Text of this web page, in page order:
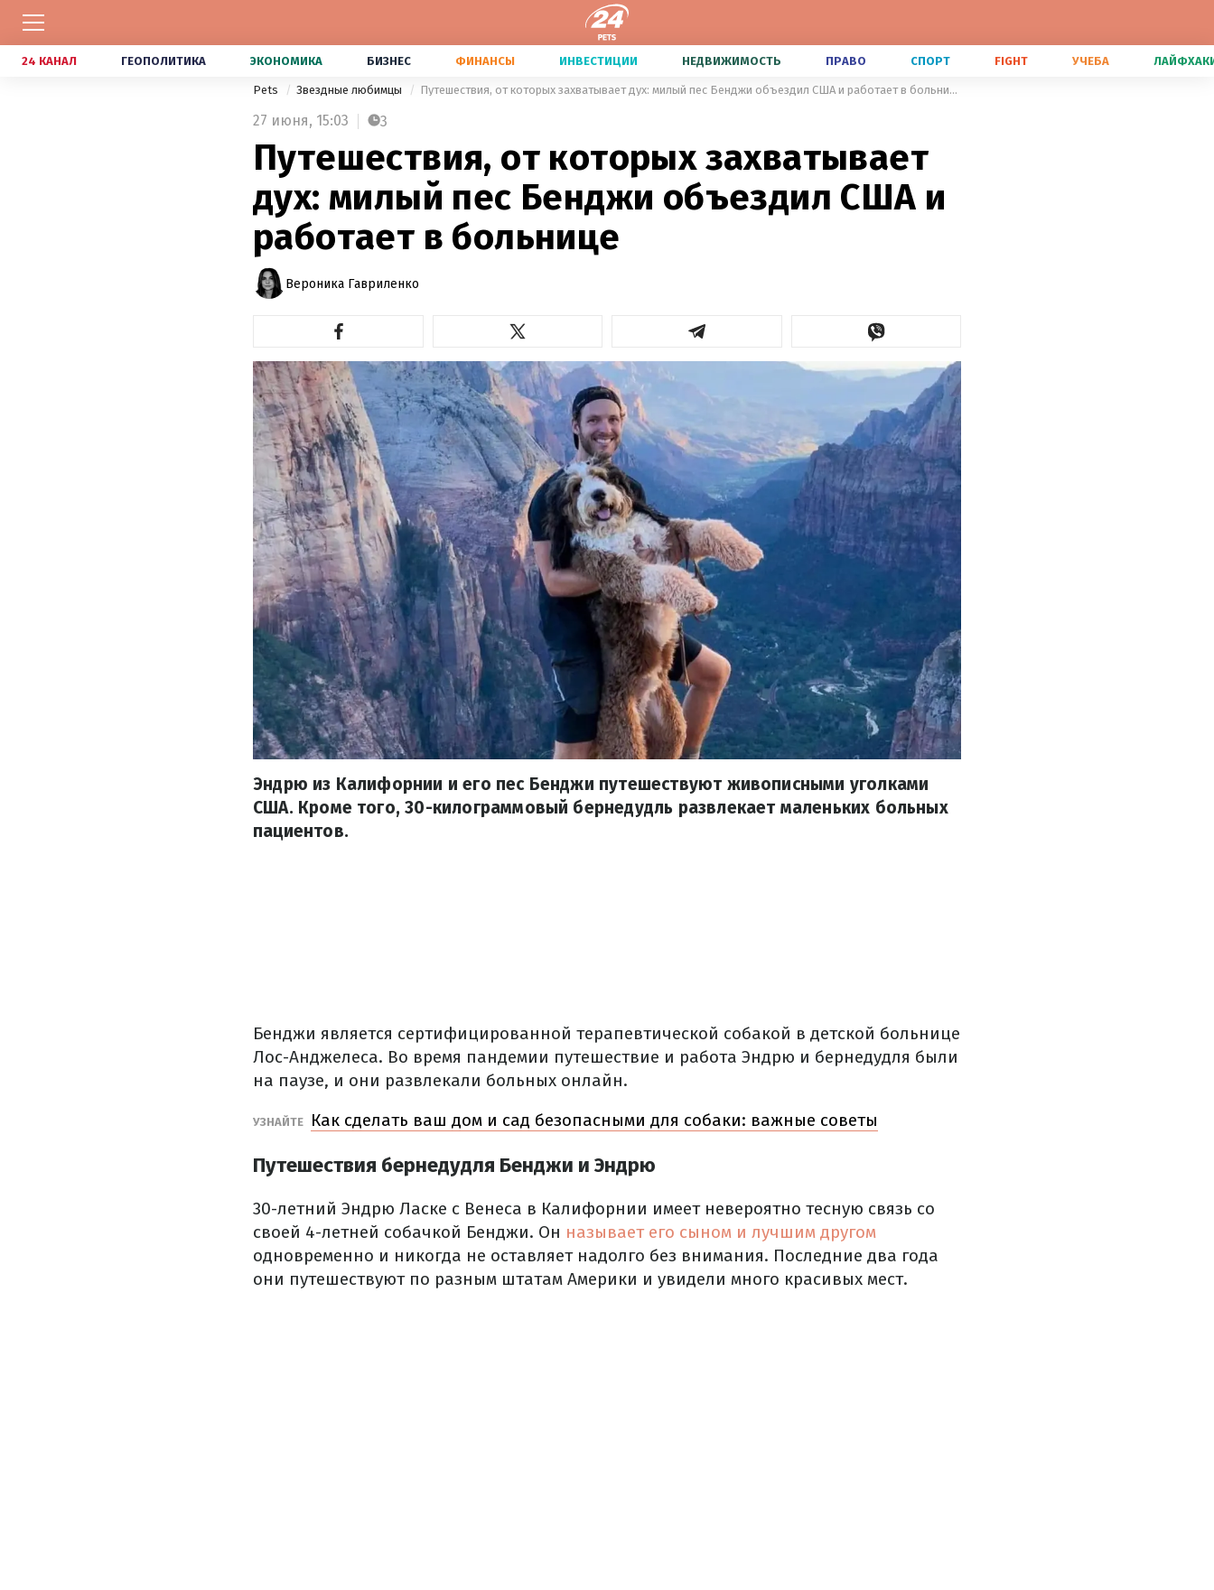
24 КАНАЛ ГЕОПОЛИТИКА ЭКОНОМИКА БИЗНЕС ФИНАНСЫ ИНВЕСТИЦИИ НЕДВИЖИМОСТЬ ПРАВО СПОРТ FIGHT УЧЕБА
Pets Звездные любимцы Путешествия, от которых захватывает дух: милый пес Бенджи объездил США и работает в больнице
27 июня, 15:03 3
Путешествия, от которых захватывает
дух: милый пес Бенджи объездил США и
работает в больнице
Вероника Гавриленко
Эндрю из Калифорнии и его пес Бенджи путешествуют живописными уголками
США. Кроме того, 30-килограммовый бернедудль развлекает маленьких больных
пациентов.
Бенджи является сертифицированной терапевтической собакой в ​​детской больнице
Лос-Анджелеса. Во время пандемии путешествие и работа Эндрю и бернедудля были
на паузе, и они развлекали больных онлайн.
УЗНАЙТЕ Как сделать ваш дом и сад безопасными для собаки: важные советы
Путешествия бернедудля Бенджи и Эндрю
30-летний Эндрю Ласке с Венеса в Калифорнии имеет невероятно тесную связь со
своей 4-летней собачкой Бенджи. Он называет его сыном и лучшим другом
одновременно и никогда не оставляет надолго без внимания. Последние два года
они путешествуют по разным штатам Америки и увидели много красивых мест.